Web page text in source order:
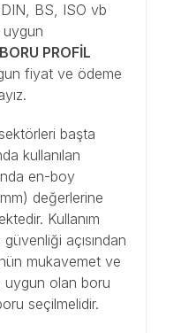
BS, ISO vb
PROFİL
fiyat ve ödeme
başta
kullanılan
en-boy
değerlerine
Kullanım
açısından
mukavemet ve
uygun olan boru
seçilmelidir.